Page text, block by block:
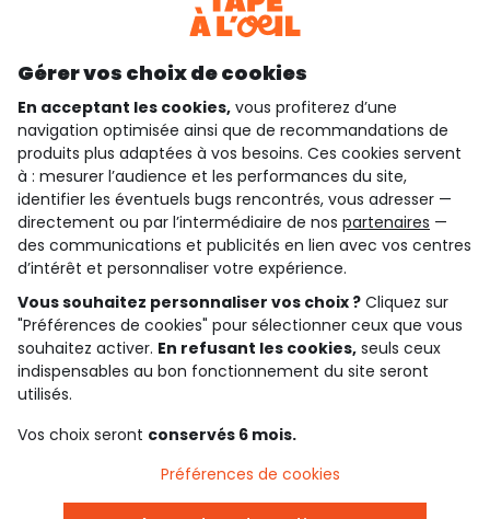
qui sommes-nous ?
besoin d'aide ?
le club fidélité
notre catalogue
Conditions générales de ventes et d'utilisation
Conditions d’utilisation des réseaux sociaux
Politique de confidentialité
Cookies et données personnelles
Paramètres des cookies
Gérer vos choix de cookies
En acceptant les cookies, vous profiterez d’une
navigation optimisée ainsi que de recommandations de
produits plus adaptées à vos besoins. Ces cookies servent
à : mesurer l’audience et les performances du site,
identifier les éventuels bugs rencontrés, vous adresser —
directement ou par l’intermédiaire de nos partenaires —
des communications et publicités en lien avec vos centres
d’intérêt et personnaliser votre expérience.
Vous souhaitez personnaliser vos choix ? Cliquez sur
"Préférences de cookies" pour sélectionner ceux que vous
souhaitez activer. En refusant les cookies, seuls ceux
indispensables au bon fonctionnement du site seront
utilisés.
Vos choix seront conservés 6 mois.
Préférences de cookies